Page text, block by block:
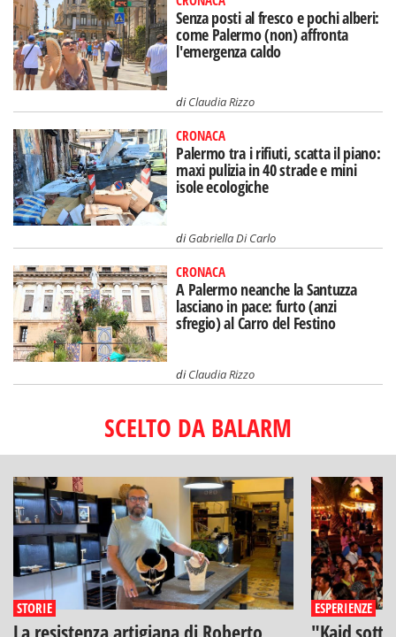
Senza posti al fresco e pochi alberi:
come Palermo (non) affronta
l'emergenza caldo
diClaudia Rizzo
CRONACA
Palermo tra i rifiuti, scatta il piano:
maxi pulizia in 40 strade e mini
isole ecologiche
diGabriella Di Carlo
CRONACA
A Palermo neanche la Santuzza
lasciano in pace: furto (anzi
sfregio) al Carro del Festino
diClaudia Rizzo
SCELTO DA BALARM
STORIE
La resistenza artigiana di Roberto
ESPERIENZE
"Kaid